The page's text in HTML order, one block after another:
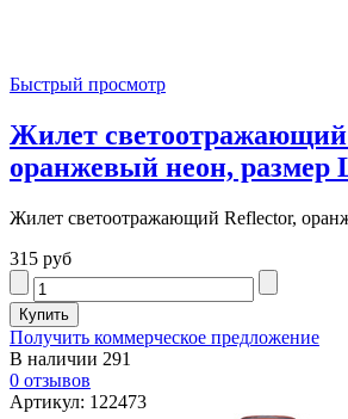
Быстрый просмотр
Жилет
оранжевый неон, размер
Жилет светоотражающий Reflector,
315 руб
Получить коммерческое предложение
В наличии 291
0 отзывов
Артикул: 122473